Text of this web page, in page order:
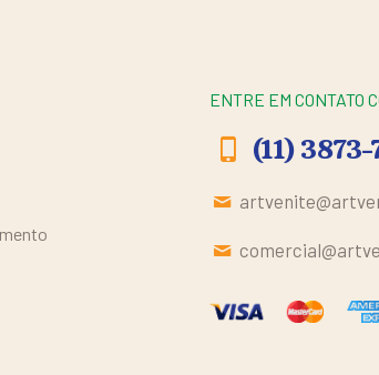
ENTRE EM CONTATO
(11)